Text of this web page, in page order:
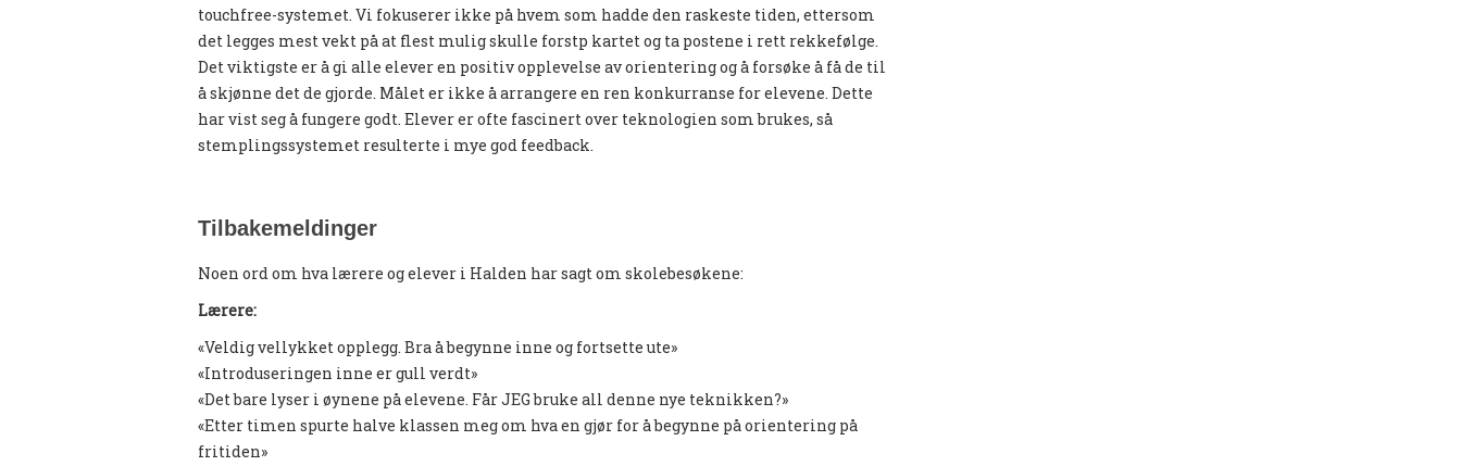
touchfree-systemet. Vi fokuserer ikke på hvem som hadde den raskeste tiden, ettersom
det legges mest vekt på at flest mulig skulle forstp kartet og ta postene i rett rekkefølge.
Det viktigste er å gi alle elever en positiv opplevelse av orientering og å forsøke å få de til
å skjønne det de gjorde. Målet er ikke å arrangere en ren konkurranse for elevene. Dette
har vist seg å fungere godt. Elever er ofte fascinert over teknologien som brukes, så
stemplingssystemet resulterte i mye god feedback.
Tilbakemeldinger
Noen ord om hva lærere og elever i Halden har sagt om skolebesøkene:
Lærere:
«Veldig vellykket opplegg. Bra å begynne inne og fortsette ute»
«Introduseringen inne er gull verdt»
«Det bare lyser i øynene på elevene. Får JEG bruke all denne nye teknikken?»
«Etter timen spurte halve klassen meg om hva en gjør for å begynne på orientering på
fritiden»